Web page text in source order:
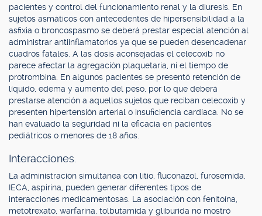
pacientes y control del funcionamiento renal y la diuresis. En
sujetos asmáticos con antecedentes de hipersensibilidad a la
asfixia o broncospasmo se deberá prestar especial atención al
administrar antiinflamatorios ya que se pueden desencadenar
cuadros fatales. A las dosis aconsejadas el celecoxib no
parece afectar la agregación plaquetaria, ni el tiempo de
protrombina. En algunos pacientes se presentó retención de
líquido, edema y aumento del peso, por lo que deberá
prestarse atención a aquellos sujetos que reciban celecoxib y
presenten hipertensión arterial o insuficiencia cardíaca. No se
han evaluado la seguridad ni la eficacia en pacientes
pediátricos o menores de 18 años.
Interacciones.
La administración simultánea con litio, fluconazol, furosemida,
IECA, aspirina, pueden generar diferentes tipos de
interacciones medicamentosas. La asociación con fenitoína,
metotrexato, warfarina, tolbutamida y gliburida no mostró